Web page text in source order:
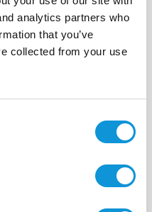
analytics partners who
that you’ve
collected from your use